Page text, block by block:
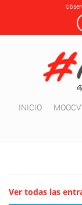
INICIO
Ver todas las